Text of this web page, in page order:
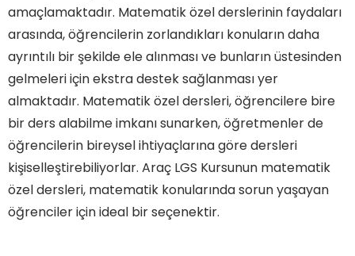
amaçlamaktadır. Matematik özel derslerinin faydaları
arasında, öğrencilerin zorlandıkları konuların daha
ayrıntılı bir şekilde ele alınması ve bunların üstesinden
gelmeleri için ekstra destek sağlanması yer
almaktadır. Matematik özel dersleri, öğrencilere bire
bir ders alabilme imkanı sunarken, öğretmenler de
öğrencilerin bireysel ihtiyaçlarına göre dersleri
kişiselleştirebiliyorlar. Araç LGS Kursunun matematik
özel dersleri, matematik konularında sorun yaşayan
öğrenciler için ideal bir seçenektir.